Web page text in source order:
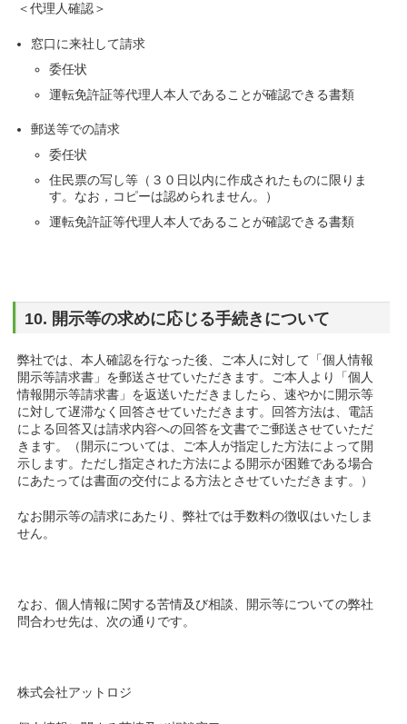
＜代理人確認＞
窓口に来社して請求
委任状
運転免許証等代理人本人であることが確認できる書類
郵送等での請求
委任状
住民票の写し等（３０日以内に作成されたものに限りま
す。なお，コピーは認められません。）
運転免許証等代理人本人であることが確認できる書類
10. 開示等の求めに応じる手続きについて
弊社では、本人確認を行なった後、ご本人に対して「個人情報
開示等請求書」を郵送させていただきます。ご本人より「個人
情報開示等請求書」を返送いただきましたら、速やかに開示等
に対して遅滞なく回答させていただきます。回答方法は、電話
による回答又は請求内容への回答を文書でご郵送させていただ
きます。（開示については、ご本人が指定した方法によって開
示します。ただし指定された方法による開示が困難である場合
にあたっては書面の交付による方法とさせていただきます。）
なお開示等の請求にあたり、弊社では手数料の徴収はいたしま
せん。
なお、個人情報に関する苦情及び相談、開示等についての弊社
問合わせ先は、次の通りです。
株式会社アットロジ